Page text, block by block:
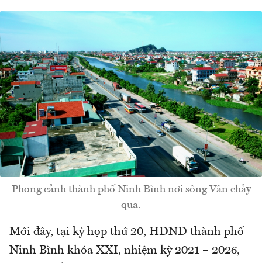
Phong cảnh thành phố Ninh Bình nơi sông Vân chảy
qua.
Mới đây, tại kỳ họp thứ 20, HĐND thành phố
Ninh Bình khóa XXI, nhiệm kỳ 2021 – 2026,